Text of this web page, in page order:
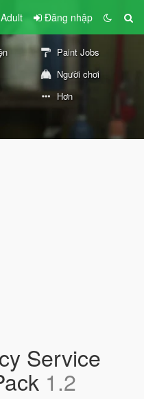
Đăng nhập
Paint Jobs
Người chơi
Hơn
Service
1.2